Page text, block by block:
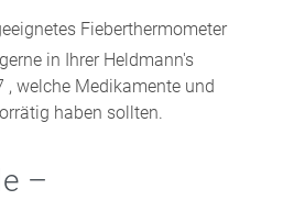
Fieberthermometer
in Ihrer Heldmann's
, welche Medikamente und
haben sollten.
–